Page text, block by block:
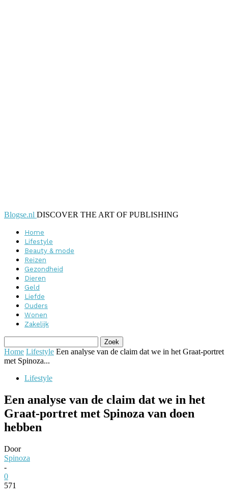
Blogse.nl DISCOVER THE ART OF PUBLISHING
Home
Lifestyle
Beauty & mode
Reizen
Gezondheid
Dieren
Geld
Liefde
Ouders
Wonen
Zakelijk
Home Lifestyle Een analyse van de claim dat we in het Graat-portret
met Spinoza...
Lifestyle
Een analyse van de claim dat we in het
Graat-portret met Spinoza van doen
hebben
Door
Spinoza
-
0
571